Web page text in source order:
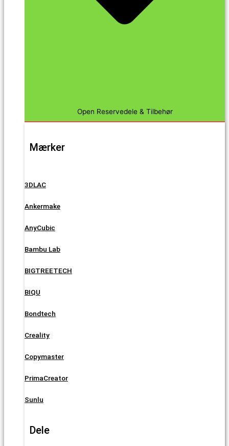
Open Reservedele & Tilbehør
Mærker
3DLAC
Ankermake
AnyCubic
Bambu Lab
BIGTREETECH
BIQU
Bondtech
Creality
Copymaster
PrimaCreator
Sunlu
Dele